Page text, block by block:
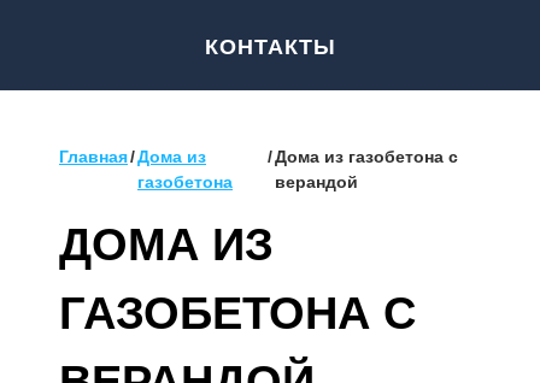
КОНТАКТЫ
Главная/Дома из
газобетона
/Дома из газобетона с
верандой
ДОМА ИЗ
ГАЗОБЕТОНА С